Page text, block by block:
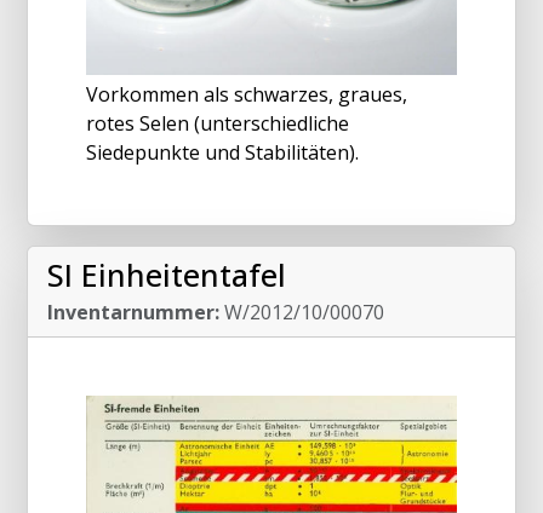
Vorkommen als schwarzes, graues,
rotes Selen (unterschiedliche
Siedepunkte und Stabilitäten).
SI Einheitentafel
Inventarnummer:W/2012/10/00070